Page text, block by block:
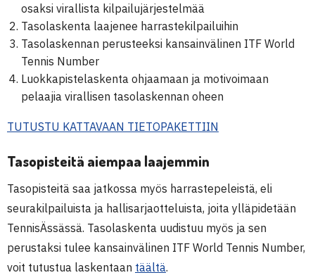
osaksi virallista kilpailujärjestelmää
Tasolaskenta laajenee harrastekilpailuihin
Tasolaskennan perusteeksi kansainvälinen ITF World
Tennis Number
Luokkapistelaskenta ohjaamaan ja motivoimaan
pelaajia virallisen tasolaskennan oheen
TUTUSTU KATTAVAAN TIETOPAKETTIIN
Tasopisteitä aiempaa laajemmin
Tasopisteitä saa jatkossa myös harrastepeleistä, eli
seurakilpailuista ja hallisarjaotteluista, joita ylläpidetään
TennisÄssässä. Tasolaskenta uudistuu myös ja sen
perustaksi tulee kansainvälinen ITF World Tennis Number,
voit tutustua laskentaan täältä.